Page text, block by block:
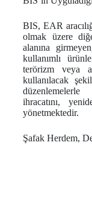
BIS, EAR
olmak üzere
alanına
kullanımlı
terörizm veya
kullanılacak
ihracatını,
yönetmektedir.
Şafak Herdem,